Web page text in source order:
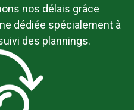
nos délais grâce
dédiée spécialement à
des plannings.